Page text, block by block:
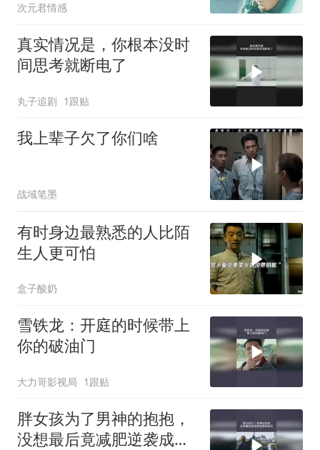
次元君情感
真实情况是，你根本没时
间思考就断电了
丸子追剧 1跟贴
我上辈子欠了你们啥
战域笔墨
有时身边最熟悉的人比陌
生人更可怕
盒子酸奶
雪铁龙：开庭的时候带上
你的破油门
大力哥影视局 1跟贴
胖女孩为了男神的抱抱，
没想最后竟减肥逆袭成校